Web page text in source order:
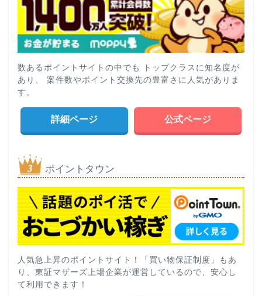
数あるポイントサイトの中でも トップクラスに知名度が
あり、 案件数やポイント交換先の豊富さに人気がありま
す。
詳細ページ 公式ページ
ポイントタウン
人気急上昇のポイントサイト！「買い物保証制度」もあ
り、東証マザーズ上場企業が運営しているので、安心し
て利用できます！